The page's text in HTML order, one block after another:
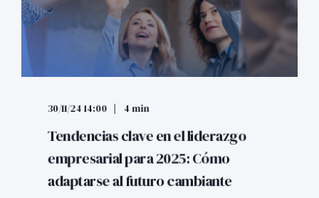
30/11/24 14:00 4 min
Tendencias clave en el liderazgo
empresarial para 2025: Cómo
adaptarse al futuro cambiante